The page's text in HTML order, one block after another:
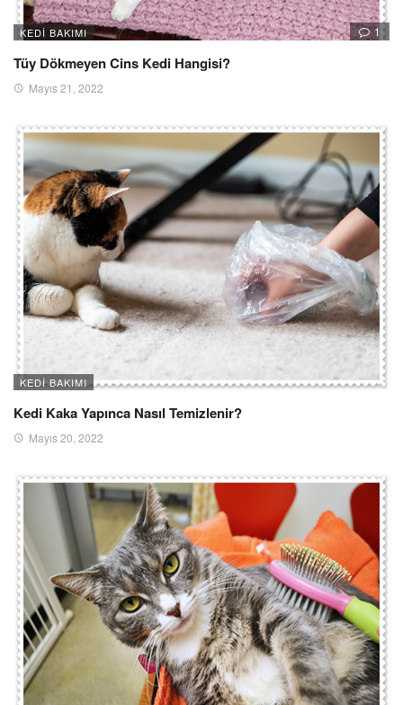
KEDI BAKIMI 1
Tüy Dökmeyen Cins Kedi Hangisi?
Mayıs 21, 2022
KEDI BAKIMI
Kedi Kaka Yapınca Nasıl Temizlenir?
Mayıs 20, 2022